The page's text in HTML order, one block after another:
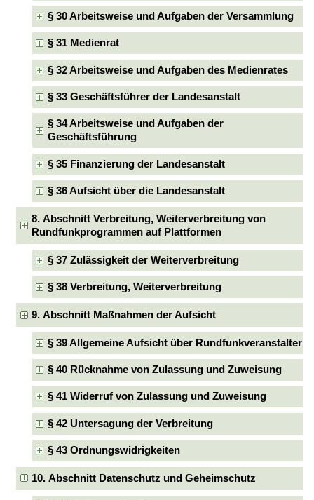
§ 30 Arbeitsweise und Aufgaben der Versammlung
§ 31 Medienrat
§ 32 Arbeitsweise und Aufgaben des Medienrates
§ 33 Geschäftsführer der Landesanstalt
§ 34 Arbeitsweise und Aufgaben der
Geschäftsführung
§ 35 Finanzierung der Landesanstalt
§ 36 Aufsicht über die Landesanstalt
8. Abschnitt Verbreitung, Weiterverbreitung von
Rundfunkprogrammen auf Plattformen
§ 37 Zulässigkeit der Weiterverbreitung
§ 38 Verbreitung, Weiterverbreitung
9. Abschnitt Maßnahmen der Aufsicht
§ 39 Allgemeine Aufsicht über Rundfunkveranstalter
§ 40 Rücknahme von Zulassung und Zuweisung
§ 41 Widerruf von Zulassung und Zuweisung
§ 42 Untersagung der Verbreitung
§ 43 Ordnungswidrigkeiten
10. Abschnitt Datenschutz und Geheimschutz